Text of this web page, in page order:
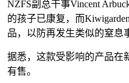
NZFS副总干事Vincent
的孩子已康复，而
品，以防再发生类似的窒息
据悉，这款受影响的产品在
有售。